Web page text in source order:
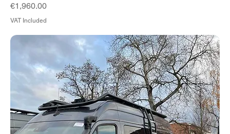
Price
€1,960.00
VAT Included